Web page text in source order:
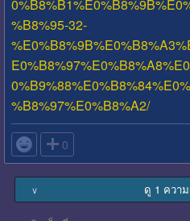
%B8%95-32-
%B8%97%E0%B8%A2/
 0
∨ ดู 1 ควา